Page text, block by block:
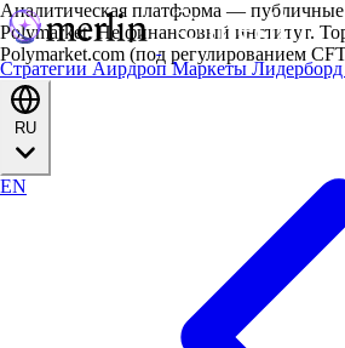
Стратегии АирдропМаркеты Лидерборд
EN
Аналитическая платформа —
Polymarket. Не финансовый институт.
Polymarket.com (под регулированием